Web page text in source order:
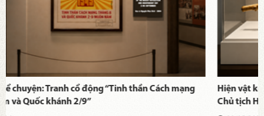
Hiện vật kể chuyện: Gậy dây leo đồng chí Hồ Văn Đại tặng
Chủ tịch Hồ Chí Minh nhân dịp Tết Nguyên đán 1969.